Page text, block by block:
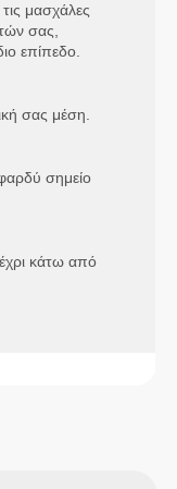
μασχάλες
σας,
επίπεδο.
σας μέση.
σημείο
κάτω από